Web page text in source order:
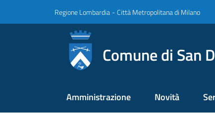
Regione Lombardia -Città Metropolitana di Milano
Comune di San
Amministrazione Novità